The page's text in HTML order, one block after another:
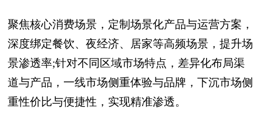
聚焦核心消费场景，定制场景化产品与运营方案，
深度绑定餐饮、夜经济、居家等高频场景，提升场
景渗透率;针对不同区域市场特点，差异化布局渠
道与产品，一线市场侧重体验与品牌，下沉市场侧
重性价比与便捷性，实现精准渗透。